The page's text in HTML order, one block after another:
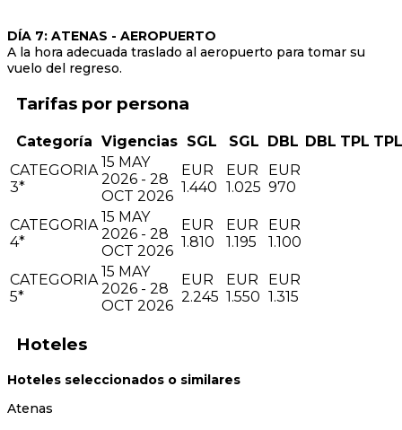
DÍA 7: ATENAS - AEROPUERTO
A la hora adecuada traslado al aeropuerto para tomar su
vuelo del regreso.
Tarifas
Categoría Vigencias SGL SGL DBL DBL TPL TPL
CATEGORIA
3*
15 MAY
2026 - 28
OCT 2026
EUR
1.440
EUR
1.025
EUR
970
CATEGORIA
4*
15 MAY
2026 - 28
OCT 2026
EUR
1.810
EUR
1.195
EUR
1.100
CATEGORIA
5*
15 MAY
2026 - 28
OCT 2026
EUR
2.245
EUR
1.550
EUR
1.315
Hoteles
Hoteles seleccionados o similares
Atenas